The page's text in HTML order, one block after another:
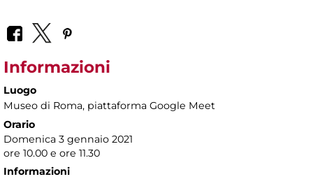
Informazioni
Luogo
Museo di Roma, piattaforma Google Meet
Orario
Domenica 3 gennaio 2021
ore 10.00 e ore 11.30
Informazioni